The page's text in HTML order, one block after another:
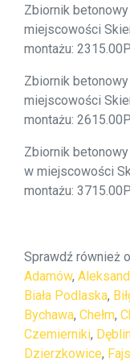
Zbiornik
miejscowości
montażu:
Zbiornik
miejscowości
montażu:
Zbiornik
w miejscowości
montażu:
Sprawdź również
Adamów,
Biała Podlaska,
Bychawa, Chełm,
Czemierniki,
Dzierzkowice,